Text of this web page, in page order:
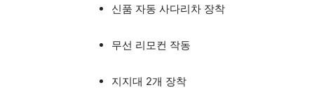
신품 자동 사다리차 장착
무선 리모컨 작동
지지대 2개 장착